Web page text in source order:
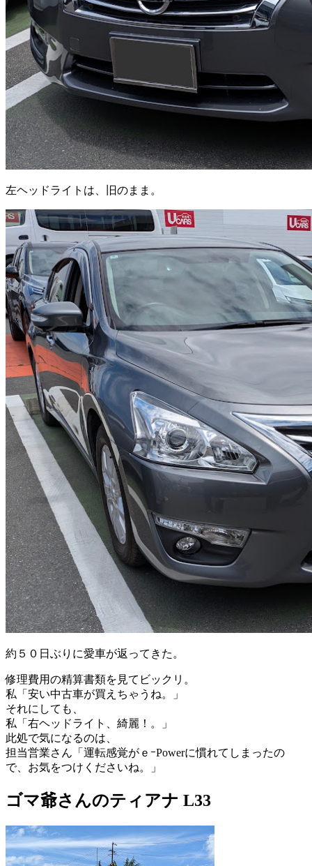
左ヘッドライトは、旧のまま。
約５０日ぶりに愛車が返ってきた。
修理費用の精算書類を見てビックリ。
私「安い中古車が買えちゃうね。」
それにしても、
私「右ヘッドライト、綺麗！。」
此処で気になるのは、
担当営業さん「運転感覚がｅｰPowerに慣れてしまったの
で、お気をつけくださいね。」
ゴマ爺さんのティアナ L33